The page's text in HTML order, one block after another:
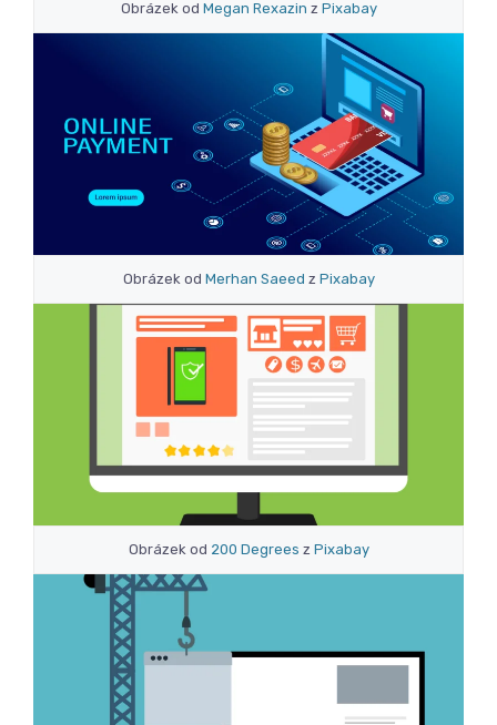
Obrázek od Megan Rexazin z Pixabay
Obrázek od Merhan Saeed z Pixabay
Obrázek od 200 Degrees z Pixabay